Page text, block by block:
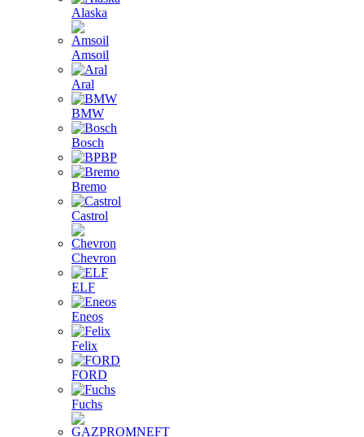
Alaska
Amsoil
Aral
BMW
Bosch
BP
Bremo
Castrol
Chevron
ELF
Eneos
Felix
FORD
Fuchs